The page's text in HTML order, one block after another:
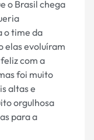
o Brasil chega
o time da
elas evoluíram
com a
foi muito
altas e
orgulhosa
para a